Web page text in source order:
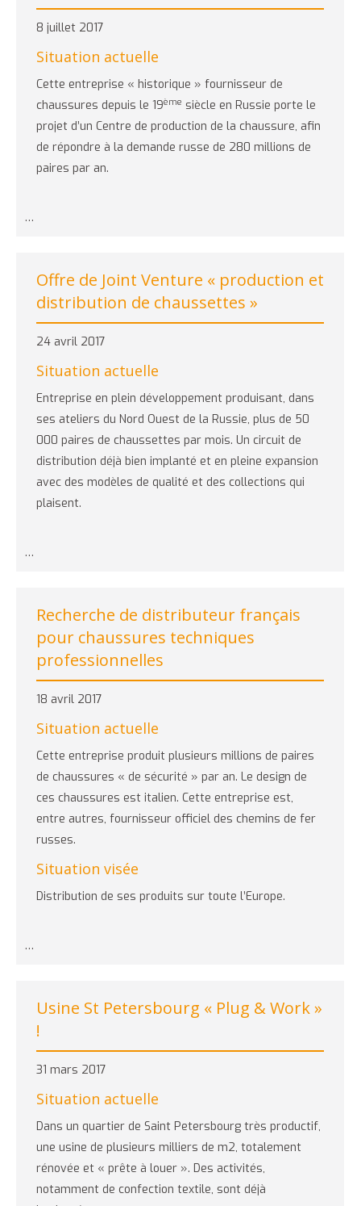
8 juillet 2017
Situation actuelle
Cette entreprise « historique » fournisseur de
chaussures depuis le 19ème siècle en Russie porte le
projet d’un Centre de production de la chaussure, afin
de répondre à la demande russe de 280 millions de
paires par an.
…
Offre de Joint Venture « production et
distribution de chaussettes »
24 avril 2017
Situation actuelle
Entreprise en plein développement produisant, dans
ses ateliers du Nord Ouest de la Russie, plus de 50
000 paires de chaussettes par mois. Un circuit de
distribution déjà bien implanté et en pleine expansion
avec des modèles de qualité et des collections qui
plaisent.
…
Recherche de distributeur français
pour chaussures techniques
professionnelles
18 avril 2017
Situation actuelle
Cette entreprise produit plusieurs millions de paires
de chaussures « de sécurité » par an. Le design de
ces chaussures est italien. Cette entreprise est,
entre autres, fournisseur officiel des chemins de fer
russes.
Situation visée
Distribution de ses produits sur toute l’Europe.
…
Usine St Petersbourg « Plug & Work »
!
31 mars 2017
Situation actuelle
Dans un quartier de Saint Petersbourg très productif,
une usine de plusieurs milliers de m2, totalement
rénovée et « prête à louer ». Des activités,
notamment de confection textile, sont déjà